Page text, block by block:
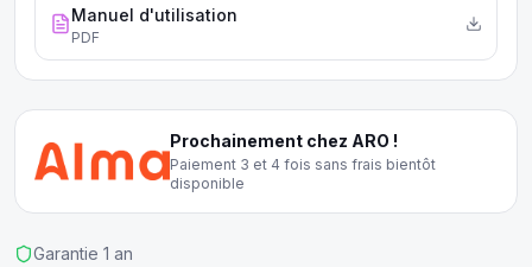
Manuel d'utilisation
PDF
Prochainement chez ARO !
Paiement 3 et 4 fois sans frais bientôt
disponible
Garantie 1 an